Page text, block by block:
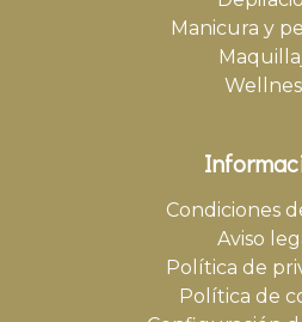
Manicura y
Condiciones
Aviso
Política de
Política de